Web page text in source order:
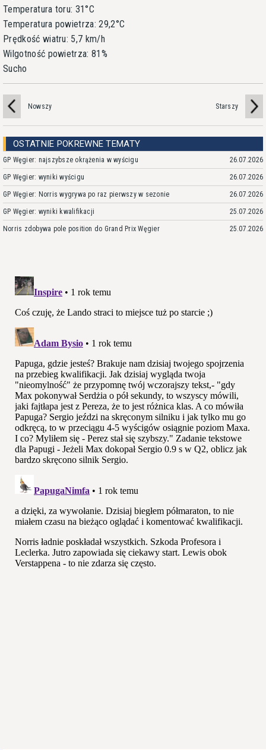
Temperatura toru: 31°C
Temperatura powietrza: 29,2°C
Prędkość wiatru: 5,7 km/h
Wilgotność powietrza: 81%
Sucho
Nowszy Starszy
OSTATNIE POKREWNE TEMATY
GP Węgier: najszybsze okrążenia w wyścigu 26.07.2026
GP Węgier: wyniki wyścigu 26.07.2026
GP Węgier: Norris wygrywa po raz pierwszy w sezonie 26.07.2026
GP Węgier: wyniki kwalifikacji 25.07.2026
Norris zdobywa pole position do Grand Prix Węgier 25.07.2026